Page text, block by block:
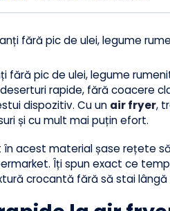
Publicat in: iulie 9, 2025
fără pic de ulei, legume
deserturi rapide, fără
dispozitiv. Cu unair fryer
și cu mult mai puțin efort.
în acest material șase
Îți spun exact ce
crocantă fără să stai